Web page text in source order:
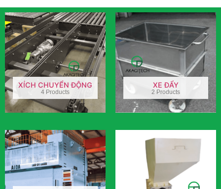
XÍCH CHUYỂN ĐỘNG
4 Products
XE ĐẨY
2 Products